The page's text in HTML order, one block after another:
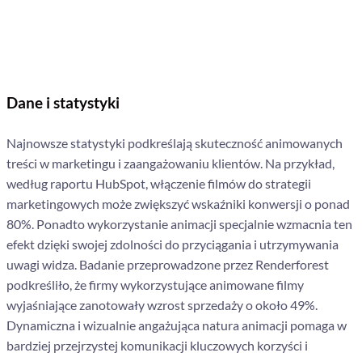
Dane i statystyki
Najnowsze statystyki podkreślają skuteczność animowanych
treści w marketingu i zaangażowaniu klientów. Na przykład,
według raportu HubSpot, włączenie filmów do strategii
marketingowych może zwiększyć wskaźniki konwersji o ponad
80%. Ponadto wykorzystanie animacji specjalnie wzmacnia ten
efekt dzięki swojej zdolności do przyciągania i utrzymywania
uwagi widza. Badanie przeprowadzone przez Renderforest
podkreśliło, że firmy wykorzystujące animowane filmy
wyjaśniające zanotowały wzrost sprzedaży o około 49%.
Dynamiczna i wizualnie angażująca natura animacji pomaga w
bardziej przejrzystej komunikacji kluczowych korzyści i